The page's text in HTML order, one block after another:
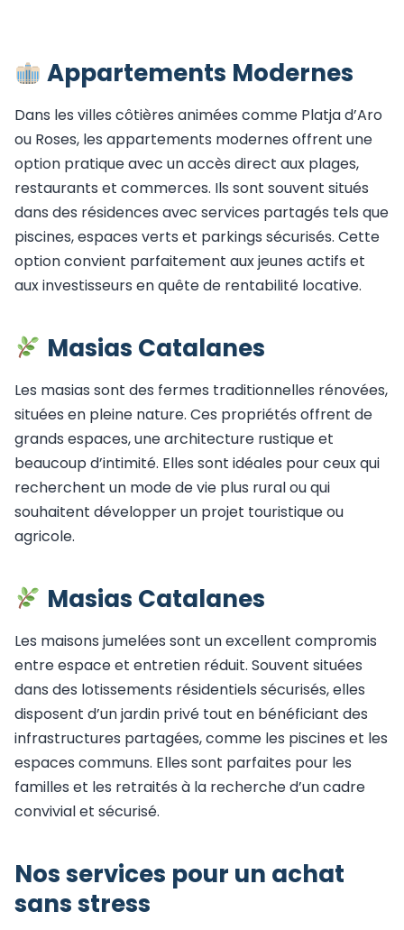
Appartements Modernes
Dans les villes côtières animées comme Platja d’Aro
ou Roses, les appartements modernes offrent une
option pratique avec un accès direct aux plages,
restaurants et commerces. Ils sont souvent situés
dans des résidences avec services partagés tels que
piscines, espaces verts et parkings sécurisés. Cette
option convient parfaitement aux jeunes actifs et
aux investisseurs en quête de rentabilité locative.
Masias Catalanes
Les masias sont des fermes traditionnelles rénovées,
situées en pleine nature. Ces propriétés offrent de
grands espaces, une architecture rustique et
beaucoup d’intimité. Elles sont idéales pour ceux qui
recherchent un mode de vie plus rural ou qui
souhaitent développer un projet touristique ou
agricole.
Masias Catalanes
Les maisons jumelées sont un excellent compromis
entre espace et entretien réduit. Souvent situées
dans des lotissements résidentiels sécurisés, elles
disposent d’un jardin privé tout en bénéficiant des
infrastructures partagées, comme les piscines et les
espaces communs. Elles sont parfaites pour les
familles et les retraités à la recherche d’un cadre
convivial et sécurisé.
Nos services pour un achat
sans stress